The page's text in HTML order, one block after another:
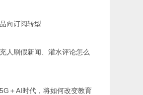
向订阅转型
人刷假新闻、灌水评论怎么
＋AI时代，将如何改变教育